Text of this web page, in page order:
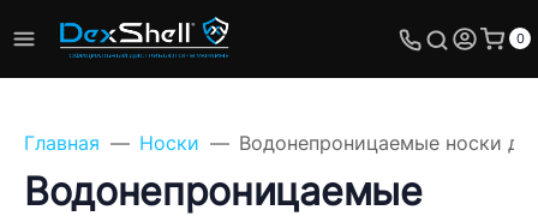
0
Главная Носки Водонепроницаемые носки
Водонепроницаемые